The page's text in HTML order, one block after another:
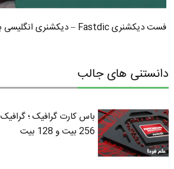
فست دیکشنری Fastdic – دیکشنری انگلیسی به فارسی رایگان
دانستنی های جالب
باس کارت گرافیک ؛ گرافیک
256 بیت و 128 بیت